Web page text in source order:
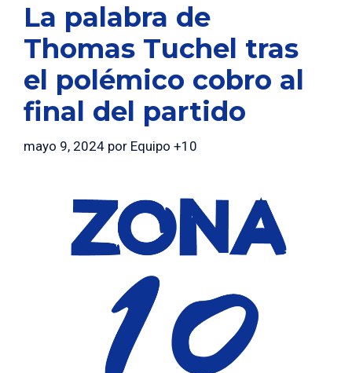
La palabra de
Thomas Tuchel tras
el polémico cobro al
final del partido
mayo 9, 2024 por Equipo +10